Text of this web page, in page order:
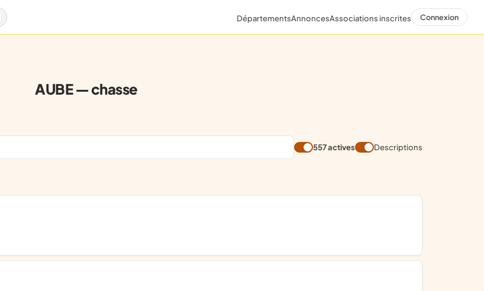
DépartementsAnnoncesAssociations inscrites Connexion
AUBE — chasse
557 actives Descriptions